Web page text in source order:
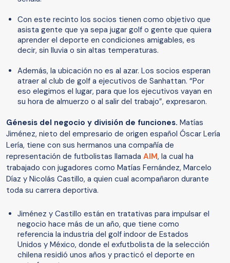
Con este recinto los socios tienen como objetivo que
asista gente que ya sepa jugar golf o gente que quiera
aprender el deporte en condiciones amigables, es
decir, sin lluvia o sin altas temperaturas.
Además, la ubicación no es al azar. Los socios esperan
atraer al club de golf a ejecutivos de Sanhattan. “Por
eso elegimos el lugar, para que los ejecutivos vayan en
su hora de almuerzo o al salir del trabajo”, expresaron.
Génesis del negocio y división de funciones. Matías
Jiménez, nieto del empresario de origen español Óscar Lería
Lería, tiene con sus hermanos una compañía de
representación de futbolistas llamada AIM, la cual ha
trabajado con jugadores como Matías Fernández, Marcelo
Díaz y Nicolás Castillo, a quien cual acompañaron durante
toda su carrera deportiva.
Jiménez y Castillo están en tratativas para impulsar el
negocio hace más de un año, que tiene como
referencia la industria del golf indoor de Estados
Unidos y México, donde el exfutbolista de la selección
chilena residió unos años y practicó el deporte en